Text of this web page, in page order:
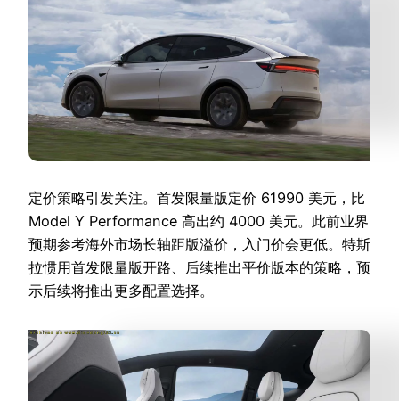
定价策略引发关注。首发限量版定价 61990 美元，比
Model Y Performance 高出约 4000 美元。此前业界
预期参考海外市场长轴距版溢价，入门价会更低。特斯
拉惯用首发限量版开路、后续推出平价版本的策略，预
示后续将推出更多配置选择。